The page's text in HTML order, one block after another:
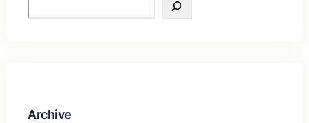
Archive